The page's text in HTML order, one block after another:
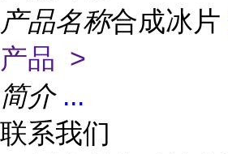
产品名称合成冰片
产品 >
简介 ...
联系我们